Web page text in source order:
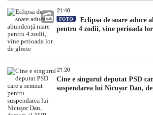
21:40
FOTO
Eclipsa de soare aduce
pentru 4 zodii, vine perioada
21:20
Cine e singurul deputat PSD
suspendarea lui Nicușor Dan,